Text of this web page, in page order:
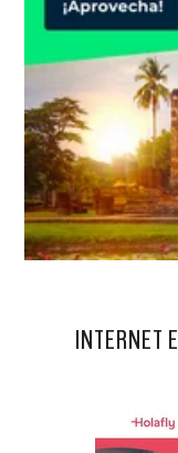
INTERNET